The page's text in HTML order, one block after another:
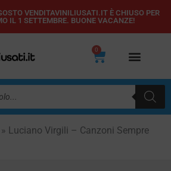
VENDITAVINILIUSATI.IT È CHIUSO PER
IL 1 SETTEMBRE. BUONE VACANZE!
0
Carrello
» Luciano Virgili – Canzoni Sempre